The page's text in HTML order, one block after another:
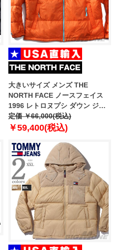
大きいサイズ メンズ THE
NORTH FACE ノースフェイス
1996 レトロヌプシ ダウン ジャ
ケット 1996 RETRO NUPTSE
JACKET USA直輸入 nf0a3c8d-
定価 ￥66,000(税込)
￥59,400(税込)